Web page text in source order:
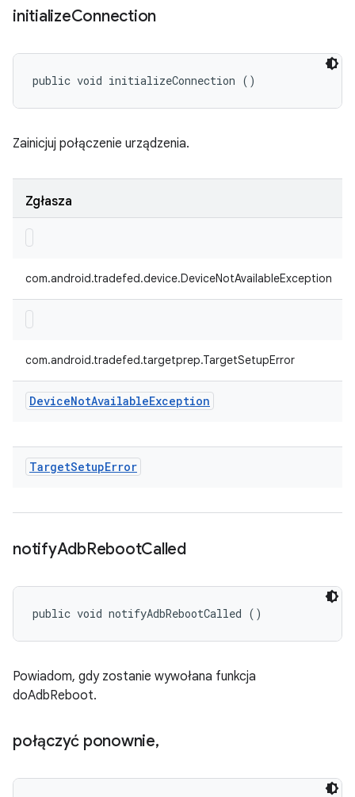
initializeConnection
public void initializeConnection ()
Zainicjuj połączenie urządzenia.
Zgłasza
com.android.tradefed.device.DeviceNotAvailableException
com.android.tradefed.targetprep.TargetSetupError
DeviceNotAvailableException
TargetSetupError
notifyAdbRebootCalled
public void notifyAdbRebootCalled ()
Powiadom, gdy zostanie wywołana funkcja
doAdbReboot.
połączyć ponownie,